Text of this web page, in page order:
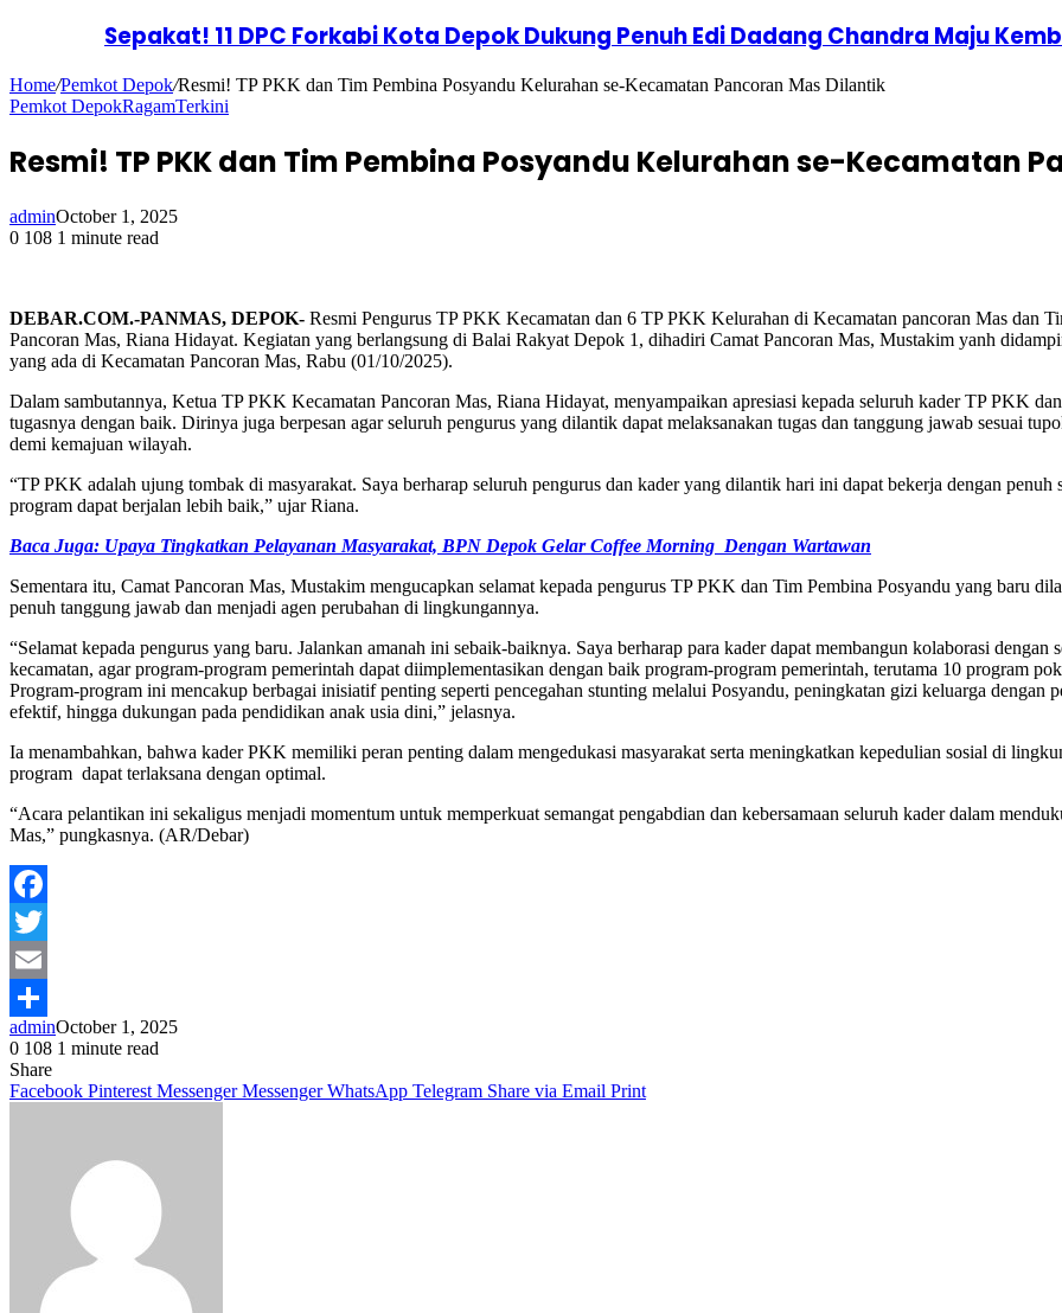
Sepakat! 11 DPC Forkabi Kota Depok Dukung Penuh Edi Dadang Chandra Maju
Home/Pemkot Depok/Resmi! TP PKK dan Tim Pembina Posyandu Kelurahan se-Kecamatan Pancoran Mas Dilantik
Pemkot DepokRagamTerkini
Resmi! TP PKK dan Tim Pembina Posyandu Kelurahan se-Kecamatan
adminOctober 1, 2025
0 108 1 minute read
DEBAR.COM.-PANMAS, DEPOK- Resmi Pengurus TP PKK Kecamatan dan 6 TP PKK Kelurahan di Kecamatan pancoran Mas dan
Pancoran Mas, Riana Hidayat. Kegiatan yang berlangsung di Balai Rakyat Depok 1, dihadiri Camat Pancoran Mas, Mustakim yanh
yang ada di Kecamatan Pancoran Mas, Rabu (01/10/2025).
Dalam sambutannya, Ketua TP PKK Kecamatan Pancoran Mas, Riana Hidayat, menyampaikan apresiasi kepada seluruh kader TP PKK
tugasnya dengan baik. Dirinya juga berpesan agar seluruh pengurus yang dilantik dapat melaksanakan tugas dan tanggung jawab sesuai
demi kemajuan wilayah.
“TP PKK adalah ujung tombak di masyarakat. Saya berharap seluruh pengurus dan kader yang dilantik hari ini dapat bekerja dengan
program dapat berjalan lebih baik,” ujar Riana.
Baca Juga: Upaya Tingkatkan Pelayanan Masyarakat, BPN Depok Gelar Coffee Morning Dengan Wartawan
Sementara itu, Camat Pancoran Mas, Mustakim mengucapkan selamat kepada pengurus TP PKK dan Tim Pembina Posyandu yang baru
penuh tanggung jawab dan menjadi agen perubahan di lingkungannya.
“Selamat kepada pengurus yang baru. Jalankan amanah ini sebaik-baiknya. Saya berharap para kader dapat membangun kolaborasi
kecamatan, agar program-program pemerintah dapat diimplementasikan dengan baik program-program pemerintah, terutama 10 program
Program-program ini mencakup berbagai inisiatif penting seperti pencegahan stunting melalui Posyandu, peningkatan gizi keluarga dengan
efektif, hingga dukungan pada pendidikan anak usia dini,” jelasnya.
Ia menambahkan, bahwa kader PKK memiliki peran penting dalam mengedukasi masyarakat serta meningkatkan kepedulian sosial di
program dapat terlaksana dengan optimal.
“Acara pelantikan ini sekaligus menjadi momentum untuk memperkuat semangat pengabdian dan kebersamaan seluruh kader dalam
Mas,” pungkasnya. (AR/Debar)
Facebook
Twitter
Email
Share
adminOctober 1, 2025
0 108 1 minute read
Share
Facebook Pinterest Messenger Messenger WhatsApp Telegram Share via Email Print